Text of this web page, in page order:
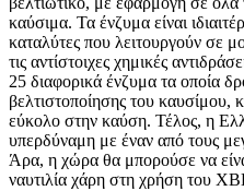
καύσιμα. Τα ένζυμα είναι
καταλύτες που λειτουργούν σε
τις αντίστοιχες χημικές
25 διαφορικά ένζυμα τα οποία
βελτιστοποίησης του καυσίμου,
εύκολο στην καύση. Τέλος, η
υπερδύναμη με έναν από τους
Άρα, η χώρα θα μπορούσε να
ναυτιλία χάρη στη χρήση του